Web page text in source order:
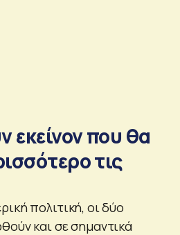
εκείνον που θα
τις
πολιτική, οι δύο
και σε σημαντικά